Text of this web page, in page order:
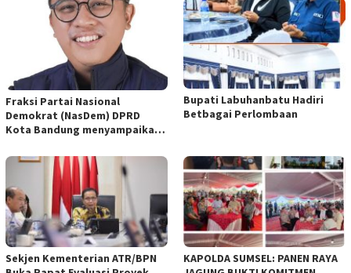
Fraksi Partai Nasional
Demokrat (NasDem) DPRD
Kota Bandung menyampaikan
empat Rancangan Peraturan
Daerah (Raperda) yang
diajukan Pemerintah Kota
Bandung
Bupati Labuhanbatu Hadiri
Betbagai Perlombaan
Sekjen Kementerian ATR/BPN
KAPOLDA SUMSEL: PANEN RAYA